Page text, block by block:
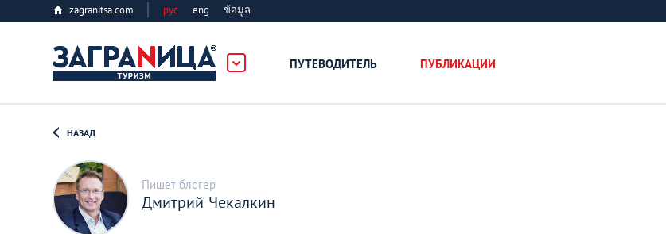
zagranitsa.com рус eng ข้อมูล
ПУТЕВОДИТЕЛЬ ПУБЛИКАЦИИ
НАЗАД
Пишет блогер
Дмитрий Чекалкин